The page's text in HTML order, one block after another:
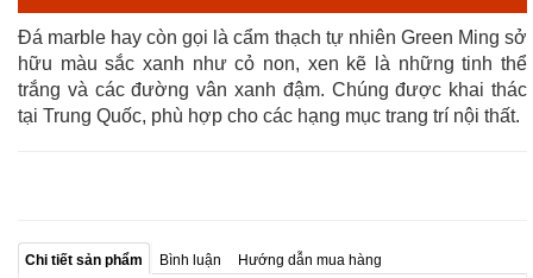
Đá marble hay còn gọi là cẩm thạch tự nhiên Green Ming sở
hữu màu sắc xanh như cỏ non, xen kẽ là những tinh thể
trắng và các đường vân xanh đậm. Chúng được khai thác
tại Trung Quốc, phù hợp cho các hạng mục trang trí nội thất.
Chi tiết sản phẩm Bình luận Hướng dẫn mua hàng